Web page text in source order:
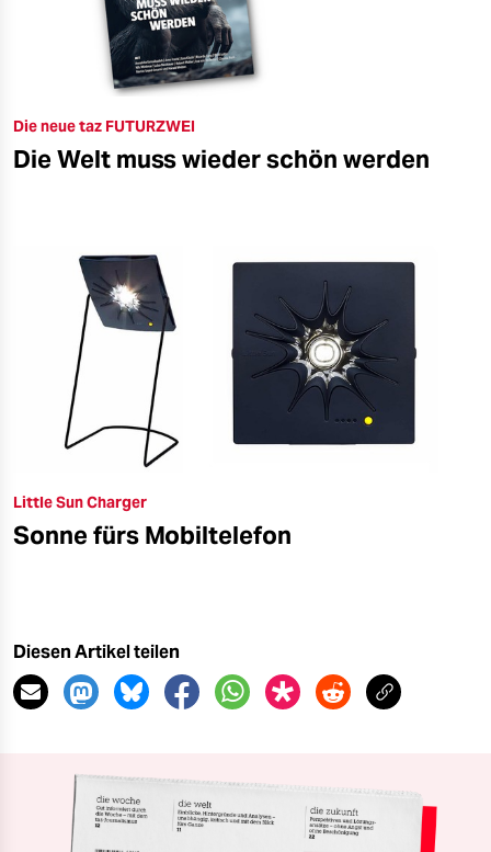
Die neue taz FUTURZWEI
Die Welt muss wieder schön werden
Little Sun Charger
Sonne fürs Mobiltelefon
Diesen Artikel teilen